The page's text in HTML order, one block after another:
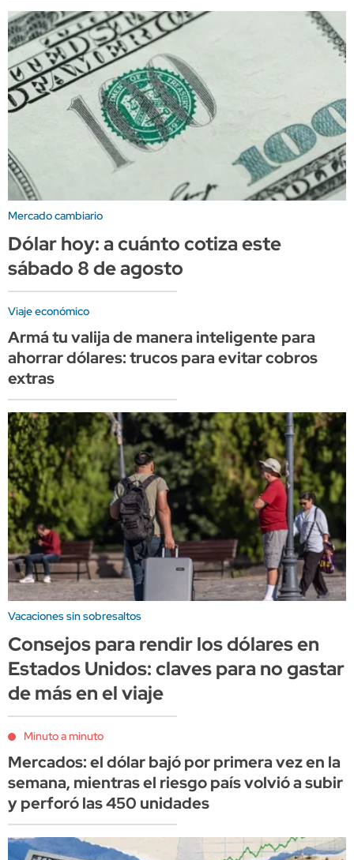
Mercado cambiario
Dólar hoy: a cuánto cotiza este
sábado 8 de agosto
Viaje económico
Armá tu valija de manera inteligente para
ahorrar dólares: trucos para evitar cobros
extras
Vacaciones sin sobresaltos
Consejos para rendir los dólares en
Estados Unidos: claves para no gastar
de más en el viaje
Minuto a minuto
Mercados: el dólar bajó por primera vez en la
semana, mientras el riesgo país volvió a subir
y perforó las 450 unidades